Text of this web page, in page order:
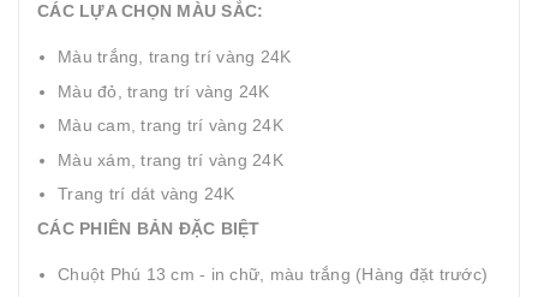
CÁC LỰA CHỌN MÀU SẮC:
Màu trắng, trang trí vàng 24K
Màu đỏ, trang trí vàng 24K
Màu cam, trang trí vàng 24K
Màu xám, trang trí vàng 24K
Trang trí dát vàng 24K
CÁC PHIÊN BẢN ĐẶC BIỆT
Chuột Phú 13 cm - in chữ, màu trắng (Hàng đặt trước)